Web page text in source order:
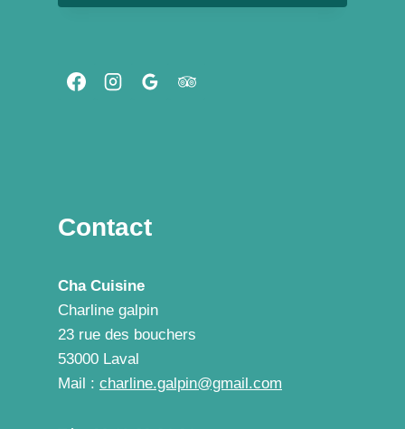
FAÇON
ET
Contact
Cha Cuisine
Charline galpin
23 rue des bouchers
53000 Laval
Mail : charline.galpin@gmail.com